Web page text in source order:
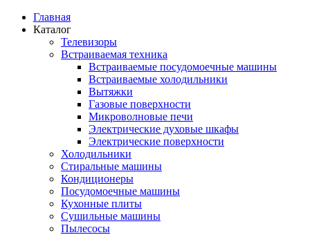
Главная
Каталог
Телевизоры
Встраиваемая техника
Встраиваемые посудомоечные машины
Встраиваемые холодильники
Вытяжки
Газовые поверхности
Микроволновые печи
Электрические духовые шкафы
Электрические поверхности
Холодильники
Стиральные машины
Кондиционеры
Посудомоечные машины
Кухонные плиты
Сушильные машины
Пылесосы